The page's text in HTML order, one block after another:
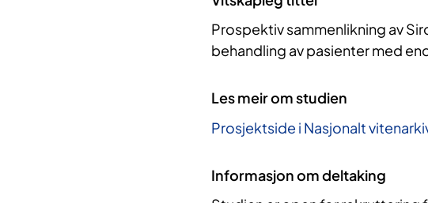
Prospektiv sammenlikning av
behandling av pasienter med
Les meir om studien
Prosjektside i Nasjonalt
Informasjon om deltaking